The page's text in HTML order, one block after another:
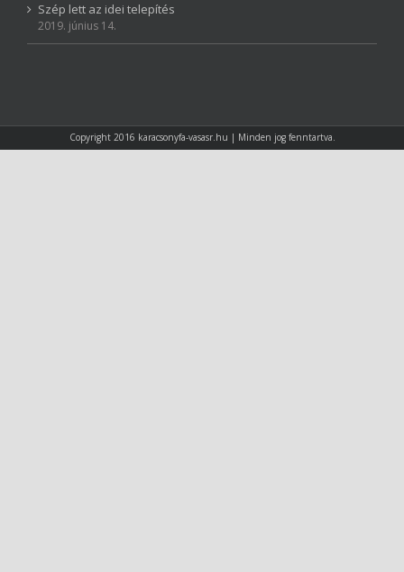
Szép lett az idei telepítés
2019. június 14.
Copyright 2016 karacsonyfa-vasasr.hu | Minden jog fenntartva.